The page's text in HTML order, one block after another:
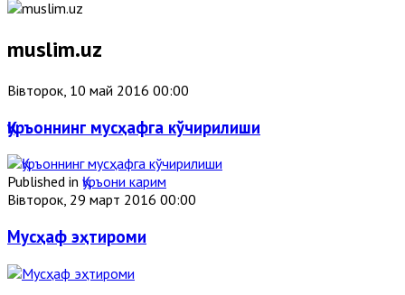
muslim.uz
Вівторок, 10 май 2016 00:00
Қуръоннинг мусҳафга кўчирилиши
Published in Қуръони карим
Вівторок, 29 март 2016 00:00
Мусҳаф эҳтироми